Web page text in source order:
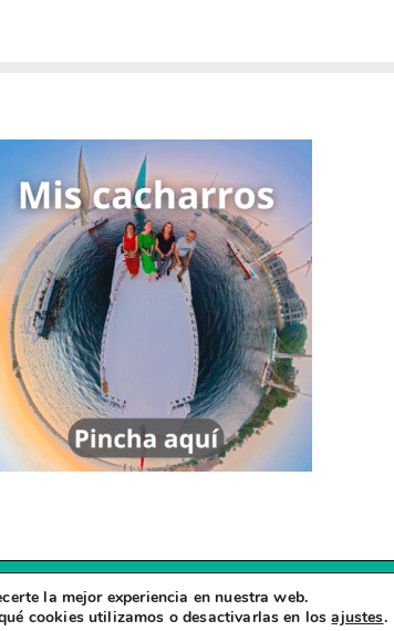
Copyright © 2026Zapatillas Viajeras
la mejor experiencia en nuestra web.
cookies utilizamos o desactivarlas en losajustes.